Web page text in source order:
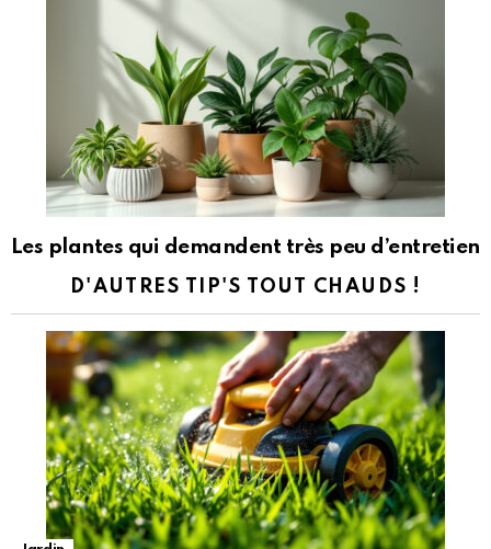
Les plantes qui demandent très peu d’entretien
D'AUTRES TIP'S TOUT CHAUDS !